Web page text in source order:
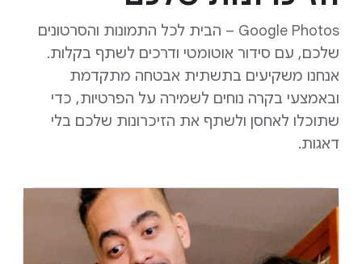
Google Photos – הבית לכל התמונות והסרטונים
שלכם, עם סידור אוטומטי ודרכים לשתף בקלות.
אנחנו משקיעים בתשתית אבטחה מתקדמת
ובאמצעי בקרה נוחים לשמירה על הפרטיות, כדי
שתוכלו לאחסן ולשתף את הזיכרונות שלכם בלי
דאגות.